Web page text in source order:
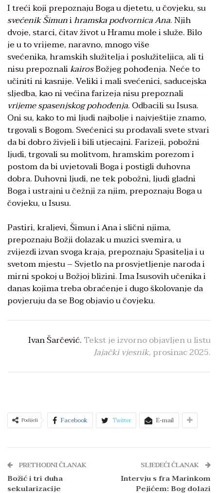
I treći koji prepoznaju Boga u djetetu, u čovjeku, su
svećenik Šimunihramska podvornica Ana. Njih
dvoje, starci, čitav život u Hramu mole i služe. Bilo
je u to vrijeme, naravno, mnogo više
svećenika, hramskih služitelja i poslužiteljica, ali ti
nisu prepoznalikairosBožjeg pohođenja. Neće to
učiniti ni kasnije. Veliki i mali svećenici, saducejska
sljedba, kao ni većina farizeja nisu prepoznali
vrijemespasenjskogpohođenja. Odbacili su Isusa.
Oni su, kako to mi ljudi najbolje i najvještije znamo,
trgovali s Bogom. Svećenici su prodavali svete stvari
da bi dobro živjeli i bili utjecajni. Farizeji, pobožni
ljudi, trgovali su molitvom, hramskim porezom i
postom da bi uvjetovali Boga i postigli duhovna
dobra. Duhovni ljudi, ne tek pobožni, ljudi gladni
Boga i ustrajni u čežnji za njim, prepoznaju Boga u
čovjeku, u Isusu.
Pastiri, kraljevi, Šimun i Ana i slični njima,
prepoznaju Božji dolazak u muzici svemira, u
zvijezdi izvan svoga kraja, prepoznaju Spasitelja i u
svetom mjestu – Svjetlo na prosvjetljenje naroda i
mirni spokoj u Božjoj blizini. Ima Isusovih učenika i
danas kojima treba obraćenje i dugo školovanje da
povjeruju da se Bog objavio u čovjeku.
Ivan Šarčević. Tekst je izvorno objavljen u listu
Jajački vjesnik, prosinac 2025.
Podijeli Facebook Twitter E-mail
PRETHODNI ČLANAK
Božić i tri duha
sekularizacije
SLJEDEĆI ČLANAK
Intervju s fra Marinkom
Pejićem: Bog dolazi